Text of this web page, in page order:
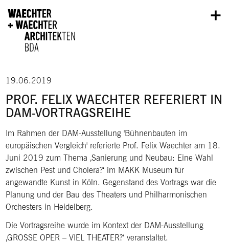
19.06.2019
PROF. FELIX WAECHTER REFERIERT IN
DAM-VORTRAGSREIHE
Im Rahmen der DAM-Ausstellung 'Bühnenbauten im
europäischen Vergleich' referierte Prof. Felix Waechter am 18.
Juni 2019 zum Thema ‚Sanierung und Neubau: Eine Wahl
zwischen Pest und Cholera?‘ im MAKK Museum für
angewandte Kunst in Köln. Gegenstand des Vortrags war die
Planung und der Bau des Theaters und Philharmonischen
Orchesters in Heidelberg.
Die Vortragsreihe wurde im Kontext der DAM-Ausstellung
‚GROSSE OPER – VIEL THEATER?‘ veranstaltet.